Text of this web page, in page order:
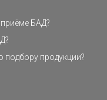
БАД?
подбору продукции?